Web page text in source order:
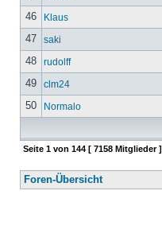
46 Klaus
47 saki
48 rudolff
49 clm24
50 Normalo
Seite 1 von 144 [ 7158 Mitglieder ]
Foren-Übersicht